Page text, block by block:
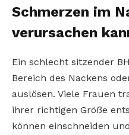
Schmerzen im
verursachen
Ein schlecht sitzender
Bereich des Nackens
auslösen. Viele Frauen
ihrer richtigen Größe
können einschneiden